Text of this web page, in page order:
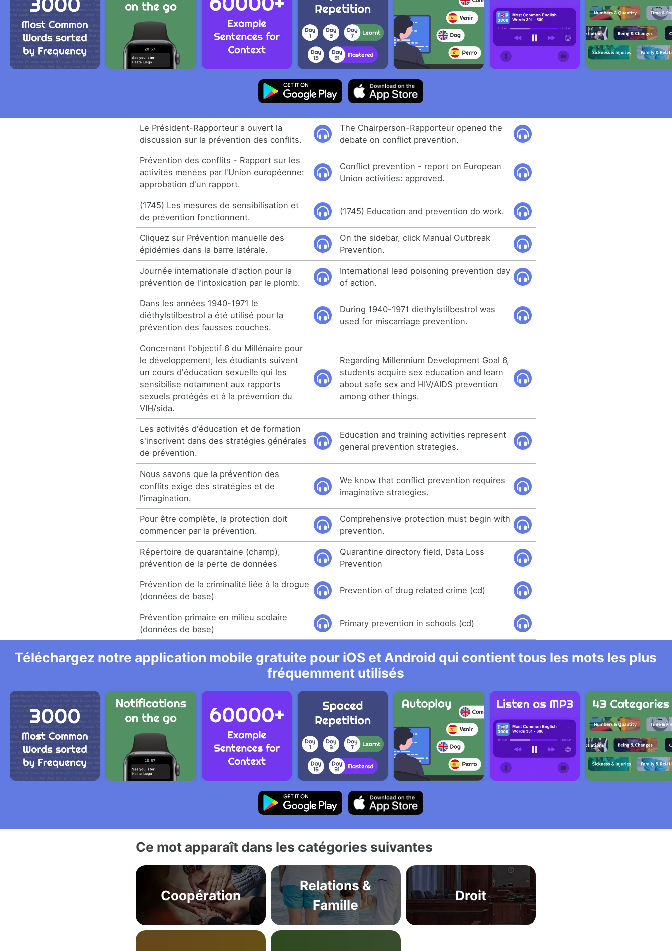
Le Président-Rapporteur a ouvert la
discussion sur la prévention des conflits.
The Chairperson-Rapporteur opened the
debate on conflict prevention.
Prévention des conflits - Rapport sur les
activités menées par l'Union européenne:
approbation d'un rapport.
Conflict prevention - report on European
Union activities: approved.
(1745) Les mesures de sensibilisation et
de prévention fonctionnent.
(1745) Education and prevention do work.
Cliquez sur Prévention manuelle des
épidémies dans la barre latérale.
On the sidebar, click Manual Outbreak
Prevention.
Journée internationale d'action pour la
prévention de l'intoxication par le plomb.
International lead poisoning prevention day
of action.
Dans les années 1940-1971 le
diéthylstilbestrol a été utilisé pour la
prévention des fausses couches.
During 1940-1971 diethylstilbestrol was
used for miscarriage prevention.
Concernant l'objectif 6 du Millénaire pour
le développement, les étudiants suivent
un cours d'éducation sexuelle qui les
sensibilise notamment aux rapports
sexuels protégés et à la prévention du
VIH/sida.
Regarding Millennium Development Goal 6,
students acquire sex education and learn
about safe sex and HIV/AIDS prevention
among other things.
Les activités d'éducation et de formation
s'inscrivent dans des stratégies générales
de prévention.
Education and training activities represent
general prevention strategies.
Nous savons que la prévention des
conflits exige des stratégies et de
l'imagination.
We know that conflict prevention requires
imaginative strategies.
Pour être complète, la protection doit
commencer par la prévention.
Comprehensive protection must begin with
prevention.
Répertoire de quarantaine (champ),
prévention de la perte de données
Quarantine directory field, Data Loss
Prevention
Prévention de la criminalité liée à la drogue
(données de base)
Prevention of drug related crime (cd)
Prévention primaire en milieu scolaire
(données de base)
Primary prevention in schools (cd)
Téléchargez notre application mobile gratuite pour iOS et Android qui contient tous les mots les plus
fréquemment utilisés
Ce mot apparaît dans les catégories suivantes
Coopération
Relations &
Famille
Droit